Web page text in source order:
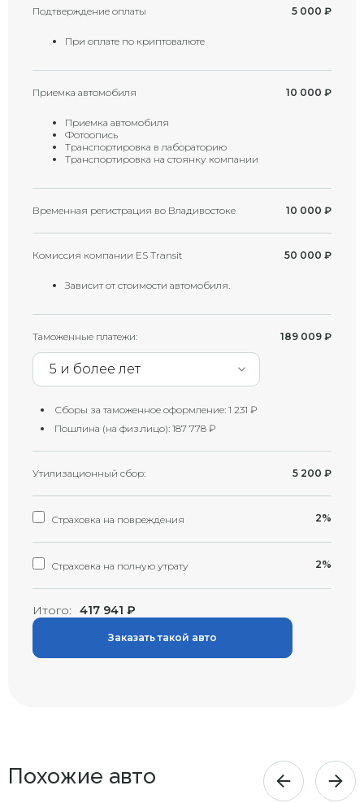
Подтверждение оплаты 5 000 ₽
При оплате по криптовалюте
Приемка автомобиля 10 000 ₽
Приемка автомобиля
Фотоопись
Транспортировка в лабораторию
Транспортировка на стоянку компании
Временная регистрация во Владивостоке 10 000 ₽
Комиссия компании ES Transit 50 000 ₽
Зависит от стоимости автомобиля.
Таможенные платежи: 189 009 ₽
5 и более лет
Сборы за таможенное оформление: 1 231 ₽
Пошлина (на физ.лицо): 187 778 ₽
Утилизационный сбор: 5 200 ₽
Страховка на повреждения 2%
Страховка на полную утрату 2%
Итого: 417 941 ₽
Заказать такой авто
Похожие авто